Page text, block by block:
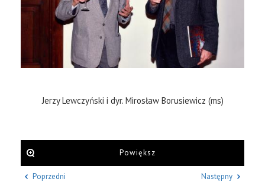
Jerzy Lewczyński i dyr. Mirosław Borusiewicz (ms)
Powiększ
Poprzedni Następny